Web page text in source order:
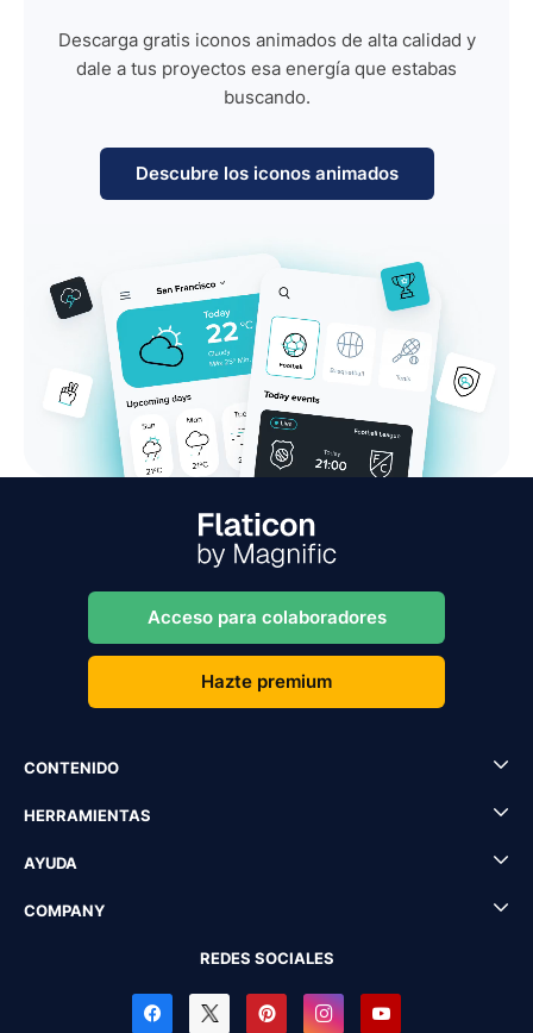
Descarga gratis iconos animados de alta calidad y
dale a tus proyectos esa energía que estabas
buscando.
Descubre los iconos animados
Acceso para colaboradores
Hazte premium
CONTENIDO
HERRAMIENTAS
AYUDA
COMPANY
REDES SOCIALES